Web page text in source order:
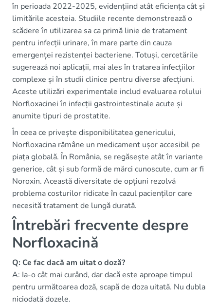
în perioada 2022-2025, evidențiind atât eficiența cât și
limitările acesteia. Studiile recente demonstrează o
scădere în utilizarea sa ca primă linie de tratament
pentru infecții urinare, în mare parte din cauza
emergenței rezistenței bacteriene. Totuși, cercetările
sugerează noi aplicații, mai ales în tratarea infecțiilor
complexe și în studii clinice pentru diverse afecțiuni.
Aceste utilizări experimentale includ evaluarea rolului
Norfloxacinei în infecții gastrointestinale acute și
anumite tipuri de prostatite.
În ceea ce privește disponibilitatea genericului,
Norfloxacina rămâne un medicament ușor accesibil pe
piața globală. În România, se regăsește atât în variante
generice, cât și sub formă de mărci cunoscute, cum ar fi
Noroxin. Această diversitate de opțiuni rezolvă
problema costurilor ridicate în cazul pacienților care
necesită tratament de lungă durată.
Întrebări frecvente despre
Norfloxacină
Q: Ce fac dacă am uitat o doză?
A: Ia-o cât mai curând, dar dacă este aproape timpul
pentru următoarea doză, scapă de doza uitată. Nu dubla
niciodată dozele.